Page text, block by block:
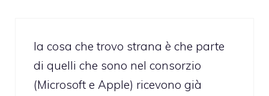
la cosa che trovo strana è che parte
di quelli che sono nel consorzio
(Microsoft e Apple) ricevono già